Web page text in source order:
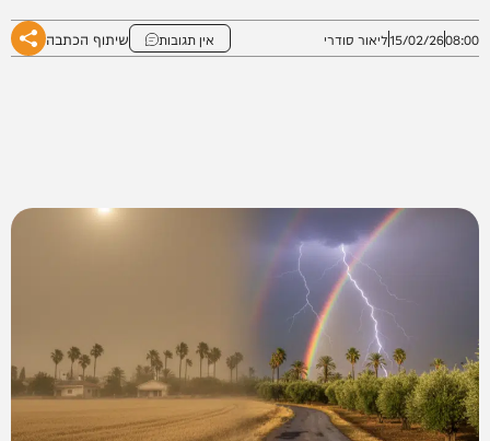
08:00
15/02/26ליאור סודרי אין תגובות שיתוף הכתבה